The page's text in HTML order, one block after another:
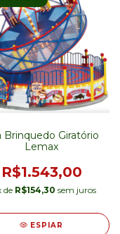
Brinquedo Giratório
Lemax
R$1.543,00
de R$154,30 sem juros
ESPIAR